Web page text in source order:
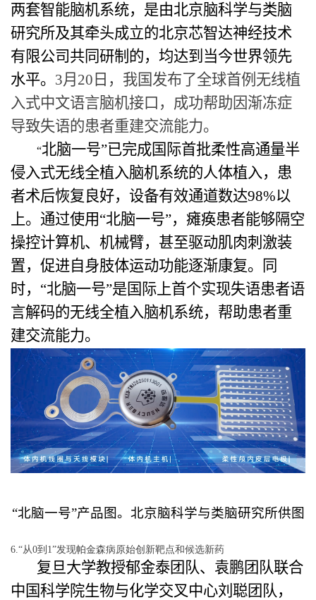
两套智能脑机系统，是由北京脑科学与类脑
研究所及其牵头成立的北京芯智达神经技术
有限公司共同研制的，均达到当今世界领先
水平。 3月 20 日，我国发布了全球首例无线植
入式中文语言脑机接口，成功帮助因渐冻症
导致失语的患者重建交流能力。
“北脑一号”已完成国际首批柔性高通量半
侵入式无线全植入脑机系统的人体植入，患
者术后恢复良好，设备有效通道数达98%以
上。通过使用“北脑一号”，瘫痪患者能够隔空
操控计算机、机械臂，甚至驱动肌肉刺激装
置，促进自身肢体运动功能逐渐康复。同
时，“北脑一号”是国际上首个实现失语患者语
言解码的无线全植入脑机系统，帮助患者重
建交流能力。
“北脑一号”产品图。北京脑科学与类脑研究所供图
6.“从0到1”发现帕金森病原始创新靶点和候选新药
复旦大学教授郁金泰团队、袁鹏团队联合
中国科学院生物与化学交叉中心刘聪团队，